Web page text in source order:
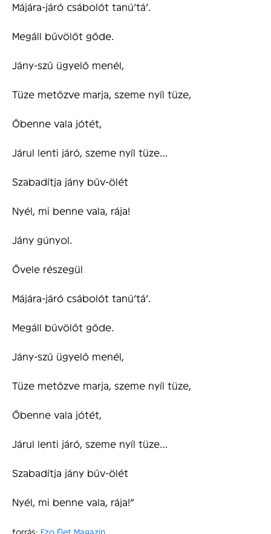
Májára-járó csábolót tanú’tá’.
Megáll bűvölőt gőde.
Jány-szű ügyelő menél,
Tüze metőzve marja, szeme nyíl tüze,
Őbenne vala jótét,
Járul lenti járó, szeme nyíl tüze…
Szabadítja jány bűv-ölét
Nyél, mi benne vala, rája!
Jány gúnyol.
Ővele részegül
Májára-járó csábolót tanú’tá’.
Megáll bűvölőt gőde.
Jány-szű ügyelő menél,
Tüze metőzve marja, szeme nyíl tüze,
Őbenne vala jótét,
Járul lenti járó, szeme nyíl tüze…
Szabadítja jány bűv-ölét
Nyél, mi benne vala, rája!”
forrás: Ezo Élet Magazin